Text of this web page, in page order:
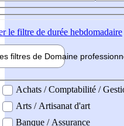
le filtre de durée hebdomadaire
filtres de Domaine pro
professionel
Achats / Comptabilité /
Arts / Artisanat d'art
Banque / Assurance